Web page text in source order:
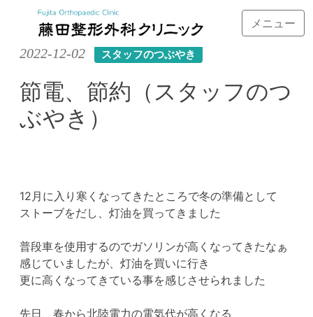
メニュー
2022-12-02 スタッフのつぶやき
節電、節約（スタッフのつ
ぶやき）
12月に入り寒くなってきたところで冬の準備として
ストーブをだし、灯油を買ってきました
普段車を使用するのでガソリンが高くなってきたなぁ
感じていましたが、灯油を買いに行き
更に高くなってきている事を感じさせられました
先日、春から北陸電力の電気代が高くなる